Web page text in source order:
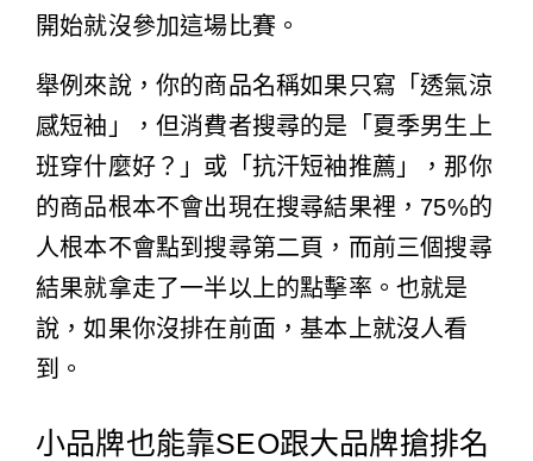
開始就沒參加這場比賽。
舉例來說，你的商品名稱如果只寫「透氣涼
感短袖」，但消費者搜尋的是「夏季男生上
班穿什麼好？」或「抗汗短袖推薦」，那你
的商品根本不會出現在搜尋結果裡，75%的
人根本不會點到搜尋第二頁，而前三個搜尋
結果就拿走了一半以上的點擊率。也就是
說，如果你沒排在前面，基本上就沒人看
到。
小品牌也能靠SEO跟大品牌搶排名